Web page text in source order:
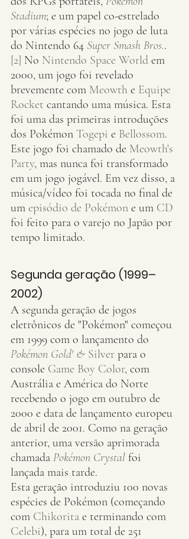
Stadium; e um papel co-estrelado
por várias espécies no jogo de luta
do Nintendo 64 Super Smash Bros..
[2] No Nintendo Space World em
2000, um jogo foi revelado
brevemente com Meowth e Equipe
Rocket cantando uma música. Esta
foi uma das primeiras introduções
dos Pokémon Togepi e Bellossom.
Este jogo foi chamado de Meowth's
Party, mas nunca foi transformado
em um jogo jogável. Em vez disso, a
música/vídeo foi tocada no final de
um episódio de Pokémon e um CD
foi feito para o varejo no Japão por
tempo limitado.
Segunda geração (1999–
2002)
A segunda geração de jogos
eletrônicos de "Pokémon" começou
em 1999 com o lançamento do
Pokémon Gold' & Silver para o
console Game Boy Color, com
Austrália e América do Norte
recebendo o jogo em outubro de
2000 e data de lançamento europeu
de abril de 2001. Como na geração
anterior, uma versão aprimorada
chamada Pokémon Crystal foi
lançada mais tarde.
Esta geração introduziu 100 novas
espécies de Pokémon (começando
com Chikorita e terminando com
Celebi), para um total de 251